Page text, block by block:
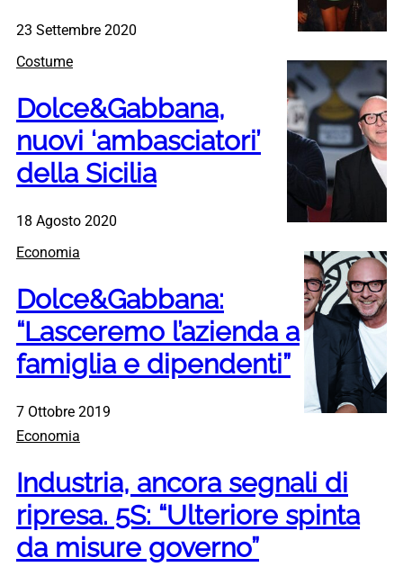
23 Settembre 2020
Costume
Dolce&Gabbana,
nuovi ‘ambasciatori’
della Sicilia
18 Agosto 2020
Economia
Dolce&Gabbana:
“Lasceremo l’azienda a
famiglia e dipendenti”
7 Ottobre 2019
Economia
Industria, ancora segnali di
ripresa. 5S: “Ulteriore spinta
da misure governo”